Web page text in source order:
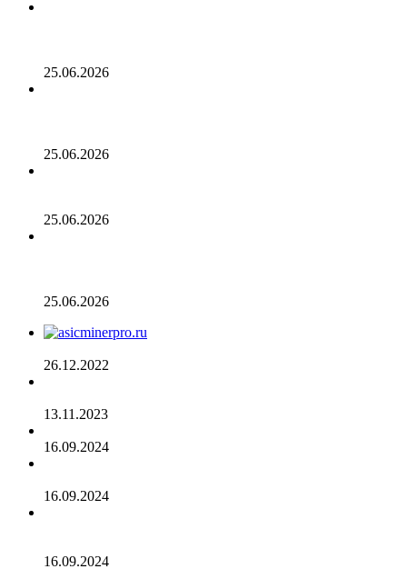
25.06.2026
25.06.2026
25.06.2026
25.06.2026
26.12.2022
13.11.2023
16.09.2024
16.09.2024
16.09.2024